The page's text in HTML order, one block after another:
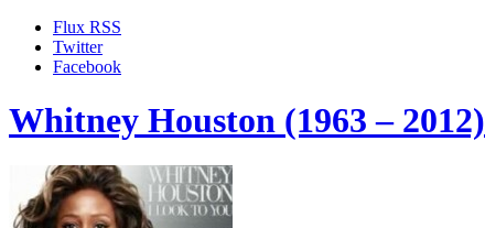
Flux RSS
Twitter
Facebook
Whitney Houston (1963 – 2012)